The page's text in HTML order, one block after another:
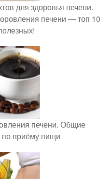
для здоровья печени.
печени — топ 10
печени. Общие
приёму пищи